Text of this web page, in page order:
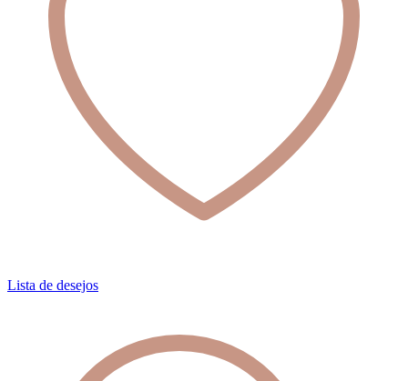
Lista de desejos